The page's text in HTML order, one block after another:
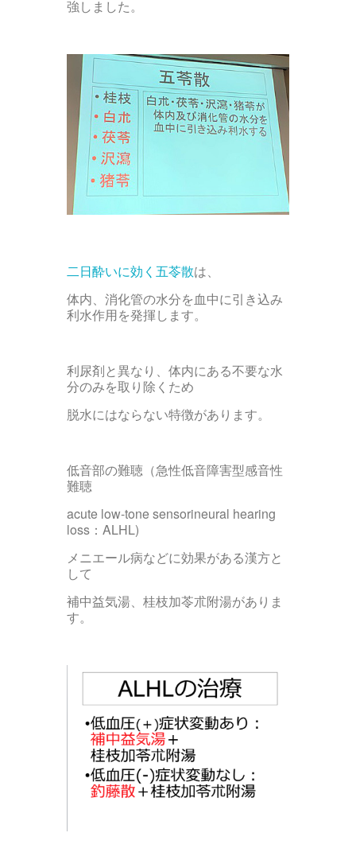
強しました。
二日酔いに効く五苓散は、
体内、消化管の水分を血中に引き込み
利水作用を発揮します。
利尿剤と異なり、体内にある不要な水
分のみを取り除くため
脱水にはならない特徴があります。
低音部の難聴（急性低音障害型感音性
難聴
acute low-tone sensorineural hearing
loss：ALHL)
メニエール病などに効果がある漢方と
して
補中益気湯、桂枝加苓朮附湯がありま
す。